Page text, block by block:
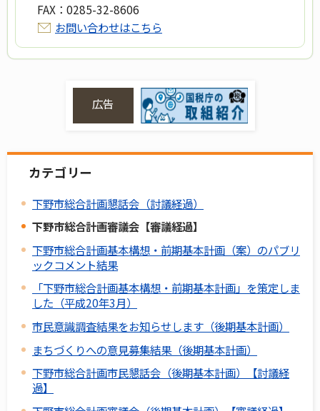
FAX： 0285-32-8606
お問い合わせはこちら
広告
カテゴリー
下野市総合計画懇話会（討議経過）
下野市総合計画審議会【審議経過】
下野市総合計画基本構想・前期基本計画（案）のパブリ
ックコメント結果
「下野市総合計画基本構想・前期基本計画」を策定しま
した（平成20年3月）
市民意識調査結果をお知らせします（後期基本計画）
まちづくりへの意見募集結果（後期基本計画）
下野市総合計画市民懇話会（後期基本計画）【討議経
過】